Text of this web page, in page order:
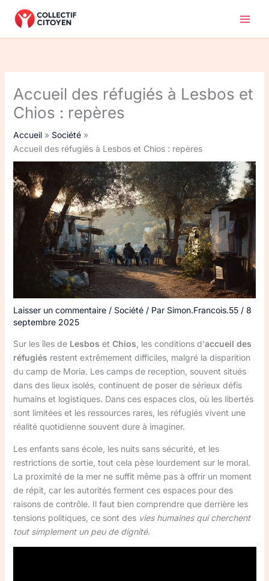
Accueil des réfugiés à Lesbos et
Chios : repères
Accueil
Société
Accueil des réfugiés à Lesbos et Chios : repères
Laisser un commentaire / Société/ Par Simon.Francois.55 / 8
septembre 2025
Sur les îles de Lesbos et Chios , les conditions d’accueil des
réfugiés restent extrêmement difficiles, malgré la disparition
du camp de Moria. Les camps de reception, souvent situés
dans des lieux isolés, continuent de poser de sérieux défis
humains et logistiques. Dans ces espaces clos, où les libertés
sont limitées et les ressources rares, les réfugiés vivent une
réalité quotidienne souvent dure à imaginer.
Les enfants sans école, les nuits sans sécurité, et les
restrictions de sortie, tout cela pèse lourdement sur le moral.
La proximité de la mer ne suffit même pas à offrir un moment
de répit, car les autorités ferment ces espaces pour des
raisons de contrôle. Il faut bien comprendre que derrière les
tensions politiques, ce sont des vies humaines qui cherchent
tout simplement un peu de dignité.